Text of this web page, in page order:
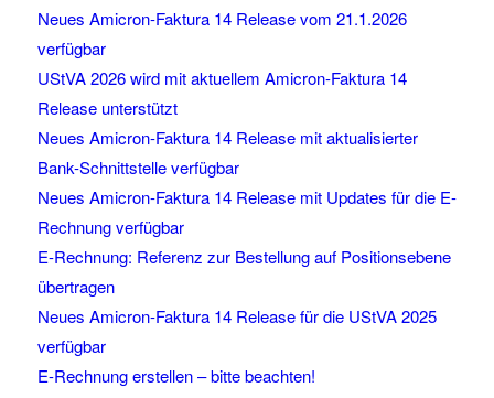
Neues Amicron-Faktura 14 Release vom 21.1.2026
verfügbar
UStVA 2026 wird mit aktuellem Amicron-Faktura 14
Release unterstützt
Neues Amicron-Faktura 14 Release mit aktualisierter
Bank-Schnittstelle verfügbar
Neues Amicron-Faktura 14 Release mit Updates für die E-
Rechnung verfügbar
E-Rechnung: Referenz zur Bestellung auf Positionsebene
übertragen
Neues Amicron-Faktura 14 Release für die UStVA 2025
verfügbar
E-Rechnung erstellen – bitte beachten!